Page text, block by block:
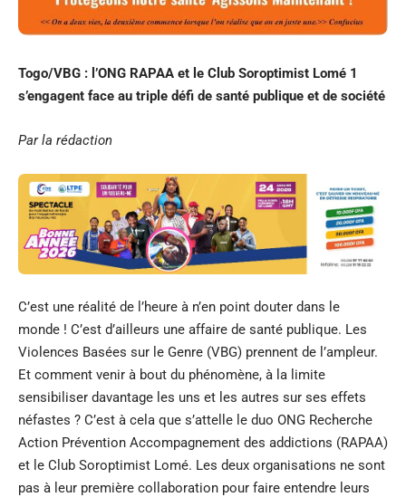
Togo/VBG : l’ONG RAPAA et le Club Soroptimist Lomé 1
s’engagent face au triple défi de santé publique et de société
Par la rédaction
C’est une réalité de l’heure à n’en point douter dans le
monde ! C’est d’ailleurs une affaire de santé publique. Les
Violences Basées sur le Genre (VBG) prennent de l’ampleur.
Et comment venir à bout du phénomène, à la limite
sensibiliser davantage les uns et les autres sur ses effets
néfastes ? C’est à cela que s’attelle le duo ONG Recherche
Action Prévention Accompagnement des addictions (RAPAA)
et le Club Soroptimist Lomé. Les deux organisations ne sont
pas à leur première collaboration pour faire entendre leurs